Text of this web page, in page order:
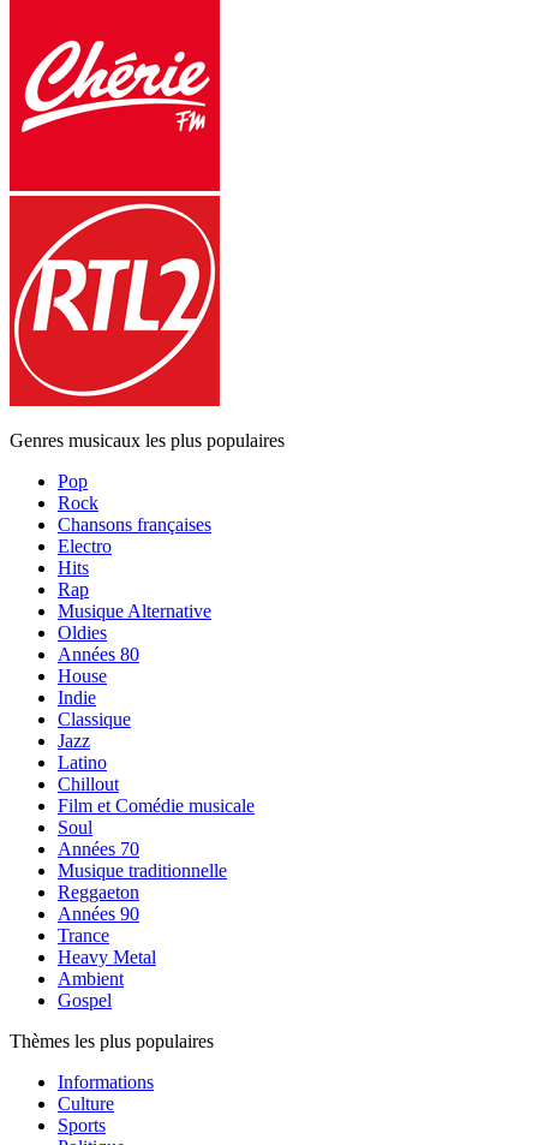
Genres musicaux les plus populaires
Pop
Rock
Chansons françaises
Electro
Hits
Rap
Musique Alternative
Oldies
Années 80
House
Indie
Classique
Jazz
Latino
Chillout
Film et Comédie musicale
Soul
Années 70
Musique traditionnelle
Reggaeton
Années 90
Trance
Heavy Metal
Ambient
Gospel
Thèmes les plus populaires
Informations
Culture
Sports